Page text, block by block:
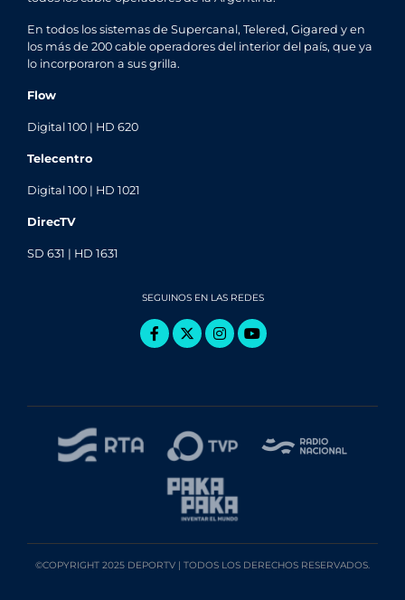
En todos los sistemas de Supercanal, Telered, Gigared y en
los más de 200 cable operadores del interior del país, que ya
lo incorporaron a sus grilla.
Flow
Digital 100 | HD 620
Telecentro
Digital 100 | HD 1021
DirecTV
SD 631 | HD 1631
SEGUINOS EN LAS REDES
©COPYRIGHT 2025 DEPORTV | TODOS LOS DERECHOS RESERVADOS.